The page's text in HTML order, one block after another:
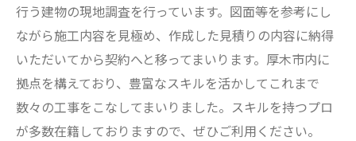
行う建物の現地調査を行っています。図面等を参考にし
ながら施工内容を見極め、作成した見積りの内容に納得
いただいてから契約へと移ってまいります。厚木市内に
拠点を構えており、豊富なスキルを活かしてこれまで
数々の工事をこなしてまいりました。スキルを持つプロ
が多数在籍しておりますので、ぜひご利用ください。